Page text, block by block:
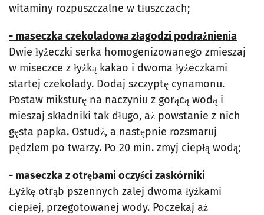
witaminy rozpuszczalne w tłuszczach;
- maseczka czekoladowa złagodzi podrażnienia
Dwie łyżeczki serka homogenizowanego zmieszaj
w miseczce z łyżką kakao i dwoma łyżeczkami
startej czekolady. Dodaj szczyptę cynamonu.
Postaw miksturę na naczyniu z gorącą wodą i
mieszaj składniki tak długo, aż powstanie z nich
gęsta papka. Ostudź, a następnie rozsmaruj
pędzlem po twarzy. Po 20 min. zmyj ciepłą wodą;
- maseczka z otrębami oczyści zaskórniki
Łyżkę otrąb pszennych zalej dwoma łyżkami
ciepłej, przegotowanej wody. Poczekaj aż